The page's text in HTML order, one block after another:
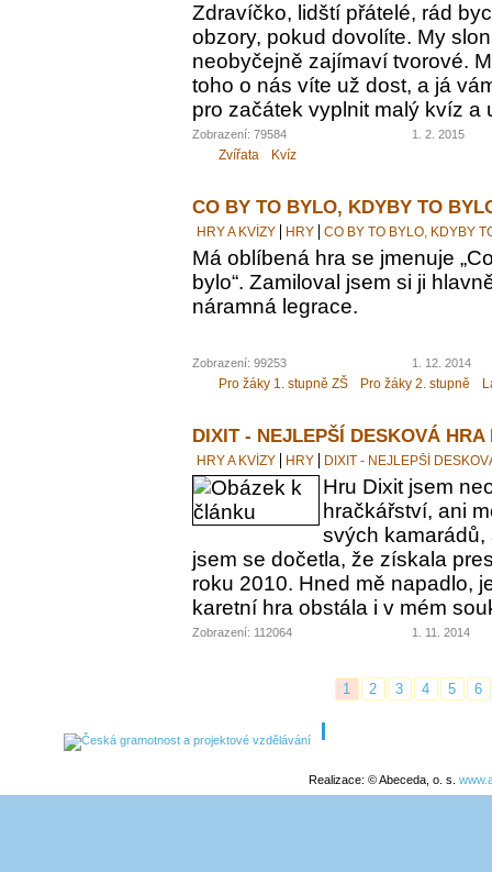
Zdravíčko, lidští přátelé, rád
obzory, pokud dovolíte. My
neobyčejně zajímaví tvorové.
toho o nás víte už dost, a já
pro začátek vyplnit malý kvíz a
Zobrazení: 79584 1. 2. 2015
Zvířata Kvíz
CO BY TO BYLO, KDYBY TO
HRY A KVÍZY HRY CO BY TO BYLO, KDYBY
Má oblíbená hra se jmenuje
bylo“. Zamiloval jsem si ji
náramná legrace.
Zobrazení: 99253 1. 12. 2014
Pro žáky 1. stupně ZŠ Pro žáky 2. stupně
DIXIT - NEJLEPŠÍ DESKOVÁ HRA
HRY A KVÍZY HRY DIXIT - NEJLEPŠÍ
Hru Dixit jsem
hračkářství, ani
svých kamarádů,
jsem se dočetla, že získala
roku 2010. Hned mě napadlo,
karetní hra obstála i v mém
Zobrazení: 112064 1. 11. 2014
1 2 3 4 5 6
Realizace: © Abeceda, o. s.